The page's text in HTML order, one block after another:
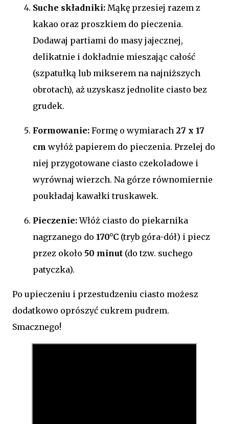
Suche składniki: Mąkę przesiej razem z
kakao oraz proszkiem do pieczenia.
Dodawaj partiami do masy jajecznej,
delikatnie i dokładnie mieszając całość
(szpatułką lub mikserem na najniższych
obrotach), aż uzyskasz jednolite ciasto bez
grudek.
Formowanie: Formę o wymiarach 27 x 17
cm wyłóż papierem do pieczenia. Przelej do
niej przygotowane ciasto czekoladowe i
wyrównaj wierzch. Na górze równomiernie
poukładaj kawałki truskawek.
Pieczenie:Włóż ciasto do piekarnika
nagrzanego do 170°C (tryb góra-dół) i piecz
przez około 50 minut (do tzw. suchego
patyczka).
Po upieczeniu i przestudzeniu ciasto możesz
dodatkowo oprószyć cukrem pudrem.
Smacznego!